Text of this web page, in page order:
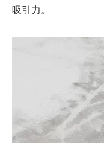
吸引力。